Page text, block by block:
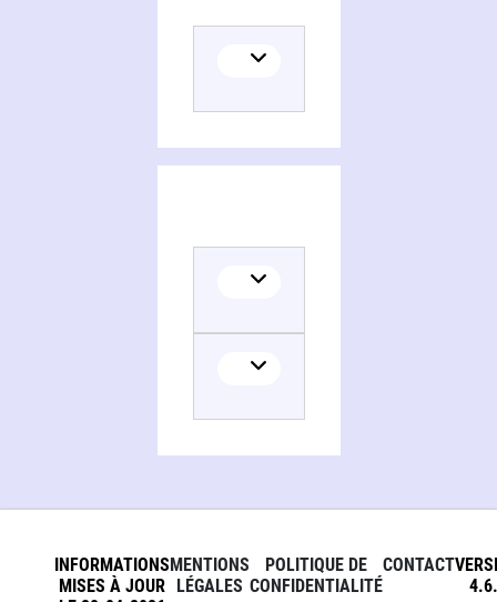
INFORMATIONS
MISES À JOUR
MENTIONS
LÉGALES
POLITIQUE DE
CONFIDENTIALITÉ
CONTACT